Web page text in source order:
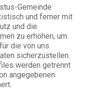
Gemeinde
und ferner mit
und die
zu erhöhen, um
die von uns
sicherzustellen.
werden getrennt
angegebenen